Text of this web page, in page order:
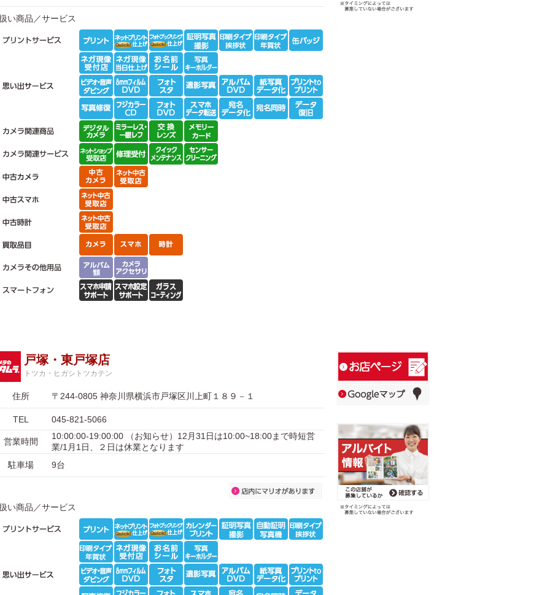
い商品／サービス
戸塚・東戸塚店
トツカ・ヒガシトツカテン
住所 〒244-0805 神奈川県横浜市戸塚区川上町１８９－１
TEL 045-821-5066
営業時間
10:00:00-19:00:00 （お知らせ）12月31日は10:00~18:00まで時短営
業/1月1日、２日は休業となります
駐車場
9台
い商品／サービス